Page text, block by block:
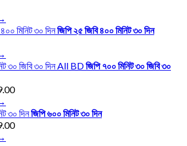
জিপি ২৫ জিবি ৪০০ মিনিট ৩০ দিন
জিপি ৭০০ মিনিট ৩০ জিবি ৩০
জিপি ৬০০ মিনিট ৩০ দিন